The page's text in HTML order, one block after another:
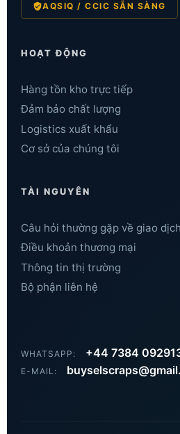
AQSIQ / CCIC SẴN SÀNG
HOẠT ĐỘNG
Hàng tồn kho trực tiếp
Đảm bảo chất lượng
Logistics xuất khẩu
Cơ sở của chúng tôi
TÀI NGUYÊN
Câu hỏi thường gặp về giao dịch
Điều khoản thương mại
Thông tin thị trường
Bộ phận liên hệ
WHATSAPP: +44 7384
E-MAIL: